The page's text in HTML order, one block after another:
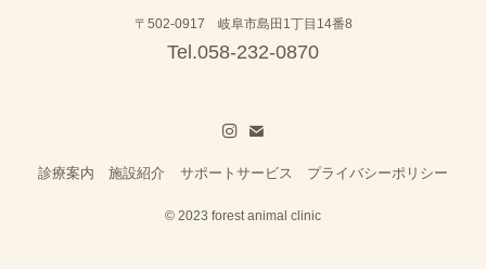
〒502-0917 岐阜市島田1丁目14番8
Tel.058-232-0870
診療案内 施設紹介 サポートサービス プライバシーポリシー
© 2023 forest animal clinic